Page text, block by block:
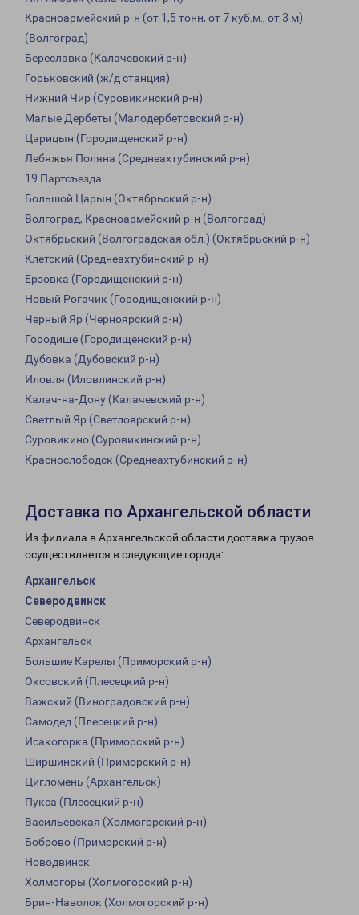
Красноармейский р-н (от 1,5 тонн, от 7 куб.м., от 3 м)
(Волгоград)
Береславка (Калачевский р-н)
Горьковский (ж/д станция)
Нижний Чир (Суровикинский р-н)
Малые Дербеты (Малодербетовский р-н)
Царицын (Городищенский р-н)
Лебяжья Поляна (Среднеахтубинский р-н)
19 Партсъезда
Большой Царын (Октябрьский р-н)
Волгоград, Красноармейский р-н (Волгоград)
Октябрьский (Волгоградская обл.) (Октябрьский р-н)
Клетский (Среднеахтубинский р-н)
Ерзовка (Городищенский р-н)
Новый Рогачик (Городищенский р-н)
Черный Яр (Черноярский р-н)
Городище (Городищенский р-н)
Дубовка (Дубовский р-н)
Иловля (Иловлинский р-н)
Калач-на-Дону (Калачевский р-н)
Светлый Яр (Светлоярский р-н)
Суровикино (Суровикинский р-н)
Краснослободск (Среднеахтубинский р-н)
Доставка по Архангельской области
Из филиала в Архангельской области доставка грузов
осуществляется в следующие города:
Архангельск
Северодвинск
Северодвинск
Архангельск
Большие Карелы (Приморский р-н)
Оксовский (Плесецкий р-н)
Важский (Виноградовский р-н)
Самодед (Плесецкий р-н)
Исакогорка (Приморский р-н)
Ширшинский (Приморский р-н)
Цигломень (Архангельск)
Пукса (Плесецкий р-н)
Васильевская (Холмогорский р-н)
Боброво (Приморский р-н)
Новодвинск
Холмогоры (Холмогорский р-н)
Брин-Наволок (Холмогорский р-н)